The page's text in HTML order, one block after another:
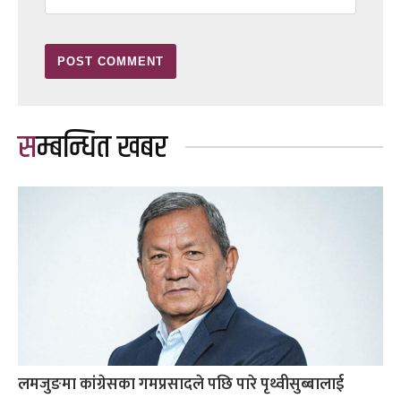
सम्बन्धित खबर
लमजुङमा कांग्रेसका गमप्रसादले पछि पारे पृथ्वीसुब्बालाई